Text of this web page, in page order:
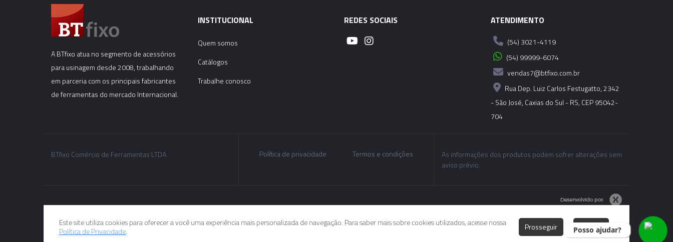
A BTfixo atua no segmento de acessórios
para usinagem desde 2008, trabalhando
em parceria com os principais fabricantes
de ferramentas do mercado Internacional.
INSTITUCIONAL
Quem somos
Catálogos
Trabalhe conosco
REDES SOCIAIS ATENDIMENTO
(54) 3021-4119
(54) 99999-6074
vendas7@btfixo.com.br
Rua Dep. Luiz Carlos Festugatto, 2342
- São José, Caxias do Sul - RS, CEP 95042-
704
BTfixo Comércio de Ferramentas LTDA. Política de privacidade Termos e condições
As informações dos produtos podem sofrer alterações sem
aviso prévio.
Posso ajudar?
Este site utiliza cookies para oferecer a você uma experiência mais personalizada de navegação. Para saber mais sobre cookies utilizados, acesse nossa
Política de Privacidade. Prosseguir Rejeitar